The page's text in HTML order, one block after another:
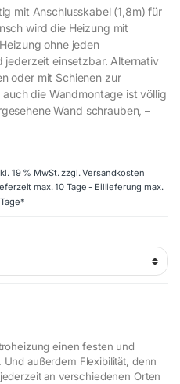
mit Anschlusskabel (1,8m) für
wird die Heizung mit
ohne jeden
jederzeit einsetzbar. Alternativ
oder mit Schienen zur
die Wandmontage ist völlig
Wand schrauben, –
19 % MwSt. zzgl.Versandkosten
max. 10 Tage - Eillieferung max.
einen festen und
Und außerdem Flexibilität, denn
an verschiedenen Orten